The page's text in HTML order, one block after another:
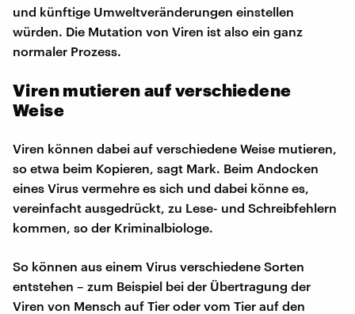
und künftige Umweltveränderungen einstellen
würden. Die Mutation von Viren ist also ein ganz
normaler Prozess.
Viren mutieren auf verschiedene
Weise
Viren können dabei auf verschiedene Weise mutieren,
so etwa beim Kopieren, sagt Mark. Beim Andocken
eines Virus vermehre es sich und dabei könne es,
vereinfacht ausgedrückt, zu Lese- und Schreibfehlern
kommen, so der Kriminalbiologe.
So können aus einem Virus verschiedene Sorten
entstehen – zum Beispiel bei der Übertragung der
Viren von Mensch auf Tier oder vom Tier auf den